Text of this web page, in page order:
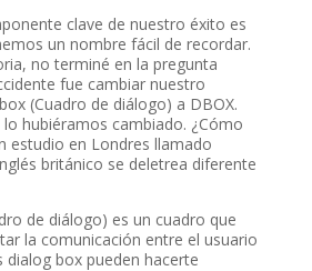
clave de nuestro éxito es
un nombre fácil de recordar.
no terminé en la pregunta
fue cambiar nuestro
(Cuadro de diálogo) a DBOX.
hubiéramos cambiado. ¿Cómo
estudio en Londres llamado
británico se deletrea diferente
de diálogo) es un cuadro que
la comunicación entre el usuario
dialog box pueden hacerte